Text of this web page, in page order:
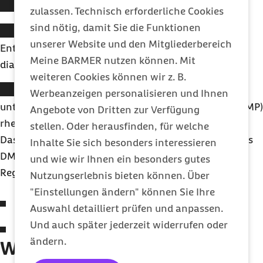
zulassen. Technisch erforderliche Cookies
sind nötig, damit Sie die Funktionen
unserer Website und den Mitgliederbereich
Meine BARMER nutzen können. Mit
weiteren Cookies können wir z. B.
Werbeanzeigen personalisieren und Ihnen
Angebote von Dritten zur Verfügung
stellen. Oder herausfinden, für welche
Inhalte Sie sich besonders interessieren
und wie wir Ihnen ein besonders gutes
Nutzungserlebnis bieten können. Über
"Einstellungen ändern" können Sie Ihre
Auswahl detailliert prüfen und anpassen.
Und auch später jederzeit widerrufen oder
ändern.
Sie haben das 18. Lebensjahr vollendet.
Bei Ihnen wurde eine rheumatoide Arthritis oder
Entzündung der Hand- und Zehengelenke
diagnostiziert und bestätigt.
Ihr gewählter Arzt oder Ihre gewählte Ärztin
unterstützt das Disease-Management-Programm (DMP)
rheumatoide Arthritis der Barmer.
Das DMP Rheumatoide Arthritis ist kein bundesweites
DMP-Programm. Ein Teilnahme ist in folgenden
Regionen möglich:
Seit 01.07.2025 in Schleswig-Holstein
Seit 01.10.2025 in Westfalen-Lippe
Wie unterstützt das DMP die